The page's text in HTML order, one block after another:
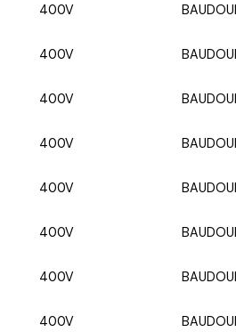
400V
400V
400V
400V
400V
400V
400V
400V